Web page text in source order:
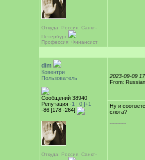
Откуда: Россия, Санкт-
Петербург
Профессия: Финансист
dim
Ковентри
Пользователь
Сообщений 38940
Репутация -1 | 0 |+1
-86 [178 -264]
Откуда: Россия, Санкт-
2023-09-09
From:
Ну и
слота?
-----------